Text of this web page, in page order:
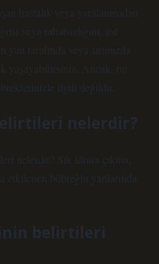
hastalık veya yaralanmadan
veya rahatsızlığını, üst
tarafında veya sırtınızda
yaşayabilirsiniz. Ancak, bu
ilgili değildir.
nelerdir?
nelerdir? Sık idrara çıkma,
etkilenen böbreğin yanlarında
belirtileri